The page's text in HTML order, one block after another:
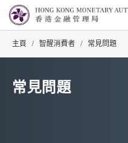
主頁 / 智醒消費者 / 常見問題
常見問題